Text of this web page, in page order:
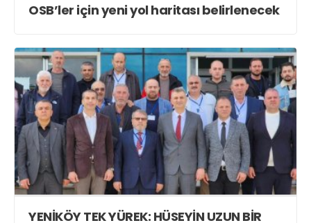
OSB’ler için yeni yol haritası belirlenecek
YENİKÖY TEK YÜREK: HÜSEYİN UZUN BİR